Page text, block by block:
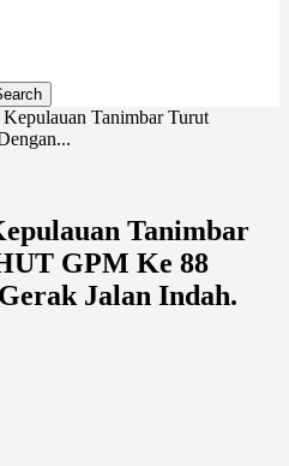
Tanimbar Turut
Tanimbar
GPM Ke 88
Jalan Indah.